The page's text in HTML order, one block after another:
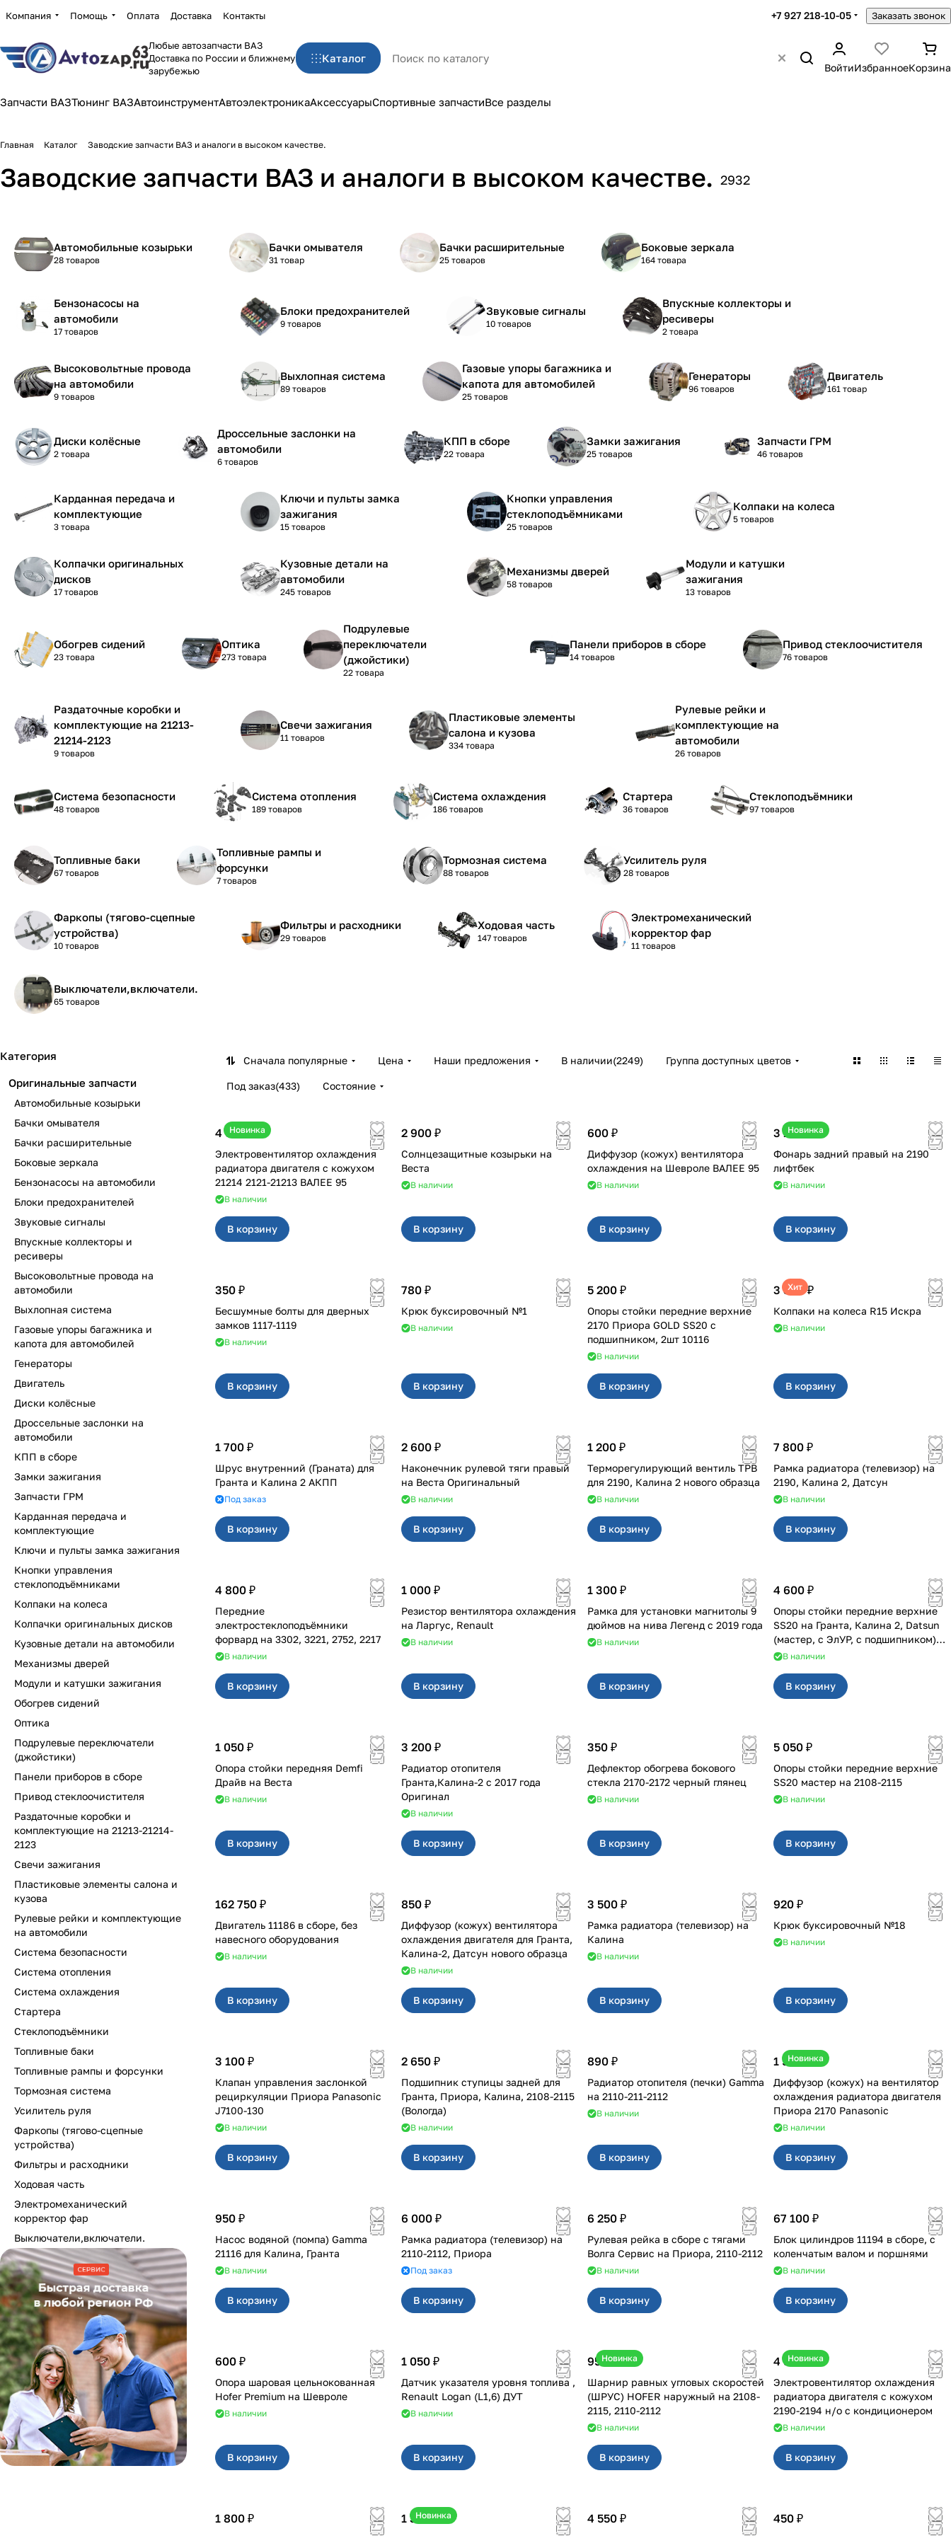
Компания Помощь Оплата Доставка Контакты +7 927 218-10-05 Заказать звонок
Любые автозапчасти ВАЗ
Доставка по России и ближнему
зарубежью
Каталог
ВойтиИзбранноеКорзина
Запчасти ВАЗТюнинг ВАЗАвтоинструментАвтоэлектроникаАксессуарыСпортивные запчастиВсе разделы
Главная Каталог Заводские запчасти ВАЗ и аналоги в высоком качестве.
Заводские запчасти ВАЗ и аналоги в высоком качестве. 2932
Автомобильные козырьки
28 товаров
Бачки омывателя
31 товар
Бачки расширительные
25 товаров
Боковые зеркала
164 товара
Бензонасосы на
автомобили
17 товаров
Блоки предохранителей
9 товаров
Звуковые сигналы
10 товаров
Впускные коллекторы и
ресиверы
2 товара
Высоковольтные провода
на автомобили
9 товаров
Выхлопная система
89 товаров
Газовые упоры багажника и
капота для автомобилей
25 товаров
Генераторы
96 товаров
Двигатель
161 товар
Диски колёсные
2 товара
Дроссельные заслонки на
автомобили
6 товаров
КПП в сборе
22 товара
Замки зажигания
25 товаров
Запчасти ГРМ
46 товаров
Карданная передача и
комплектующие
3 товара
Ключи и пульты замка
зажигания
15 товаров
Кнопки управления
стеклоподъёмниками
25 товаров
Колпаки на колеса
5 товаров
Колпачки оригинальных
дисков
17 товаров
Кузовные детали на
автомобили
245 товаров
Механизмы дверей
58 товаров
Модули и катушки
зажигания
13 товаров
Обогрев сидений
23 товара
Оптика
273 товара
Подрулевые
переключатели
(джойстики)
22 товара
Панели приборов в сборе
14 товаров
Привод стеклоочистителя
76 товаров
Раздаточные коробки и
комплектующие на 21213-
21214-2123
9 товаров
Свечи зажигания
11 товаров
Пластиковые элементы
салона и кузова
334 товара
Рулевые рейки и
комплектующие на
автомобили
26 товаров
Система безопасности
48 товаров
Система отопления
189 товаров
Система охлаждения
186 товаров
Стартера
36 товаров
Стеклоподъёмники
97 товаров
Топливные баки
67 товаров
Топливные рампы и
форсунки
7 товаров
Тормозная система
88 товаров
Усилитель руля
28 товаров
Фаркопы (тягово-сцепные
устройства)
10 товаров
Фильтры и расходники
29 товаров
Ходовая часть
147 товаров
Электромеханический
корректор фар
11 товаров
Выключатели,включатели.
65 товаров
Сначала популярные Цена Наши предложения В наличии(2249) Группа доступных цветов
Под заказ(433) Состояние
Новинка
4 600 ₽
Электровентилятор охлаждения
радиатора двигателя с кожухом
21214 2121-21213 ВАЛЕЕ 95
В наличии
В корзину
2 900 ₽
Солнцезащитные козырьки на
Веста
В наличии
В корзину
600 ₽
Диффузор (кожух) вентилятора
охлаждения на Шевроле ВАЛЕЕ 95
В наличии
В корзину
Новинка
3 100 ₽
Фонарь задний правый на 2190
лифтбек
В наличии
В корзину
350 ₽
Бесшумные болты для дверных
замков 1117-1119
В наличии
В корзину
780 ₽
Крюк буксировочный №1
В наличии
В корзину
5 200 ₽
Опоры стойки передние верхние
2170 Приора GOLD SS20 с
подшипником, 2шт 10116
В наличии
В корзину
Хит
3 380 ₽
Колпаки на колеса R15 Искра
В наличии
В корзину
1 700 ₽
Шрус внутренний (Граната) для
Гранта и Калина 2 АКПП
Под заказ
В корзину
2 600 ₽
Наконечник рулевой тяги правый
на Веста Оригинальный
В наличии
В корзину
1 200 ₽
Терморегулирующий вентиль ТРВ
для 2190, Калина 2 нового образца
В наличии
В корзину
7 800 ₽
Рамка радиатора (телевизор) на
2190, Калина 2, Датсун
В наличии
В корзину
4 800 ₽
Передние
электростеклоподъёмники
форвард на 3302, 3221, 2752, 2217
В наличии
В корзину
1 000 ₽
Резистор вентилятора охлаждения
на Ларгус, Renault
В наличии
В корзину
1 300 ₽
Рамка для установки магнитолы 9
дюймов на нива Легенд с 2019 года
В наличии
В корзину
4 600 ₽
Опоры стойки передние верхние
SS20 на Гранта, Калина 2, Datsun
(мастер, с ЭлУР, с подшипником)
2шт 10123
В наличии
В корзину
1 050 ₽
Опора стойки передняя Demfi
Драйв на Веста
В наличии
В корзину
3 200 ₽
Радиатор отопителя
Гранта,Калина-2 с 2017 года
Оригинал
В наличии
В корзину
350 ₽
Дефлектор обогрева бокового
стекла 2170-2172 черный глянец
В наличии
В корзину
5 050 ₽
Опоры стойки передние верхние
SS20 мастер на 2108-2115
В наличии
В корзину
162 750 ₽
Двигатель 11186 в сборе, без
навесного оборудования
В наличии
В корзину
850 ₽
Диффузор (кожух) вентилятора
охлаждения двигателя для Гранта,
Калина-2, Датсун нового образца
В наличии
В корзину
3 500 ₽
Рамка радиатора (телевизор) на
Калина
В наличии
В корзину
920 ₽
Крюк буксировочный №18
В наличии
В корзину
3 100 ₽
Клапан управления заслонкой
рециркуляции Приора Panasonic
J7100-130
В наличии
В корзину
2 650 ₽
Подшипник ступицы задней для
Гранта, Приора, Калина, 2108-2115
(Вологда)
В наличии
В корзину
890 ₽
Радиатор отопителя (печки) Gamma
на 2110-211-2112
В наличии
В корзину
Новинка
1 500 ₽
Диффузор (кожух) на вентилятор
охлаждения радиатора двигателя
Приора 2170 Panasonic
В наличии
В корзину
950 ₽
Насос водяной (помпа) Gamma
21116 для Калина, Гранта
В наличии
В корзину
6 000 ₽
Рамка радиатора (телевизор) на
2110-2112, Приора
Под заказ
В корзину
6 250 ₽
Рулевая рейка в сборе с тягами
Волга Сервис на Приора, 2110-2112
В наличии
В корзину
67 100 ₽
Блок цилиндров 11194 в сборе, с
коленчатым валом и поршнями
В наличии
В корзину
600 ₽
Опора шаровая цельнокованная
Hofer Premium на Шевроле
В наличии
В корзину
1 050 ₽
Датчик указателя уровня топлива ,
Renault Logan (L1,6) ДУТ
В наличии
В корзину
Новинка
950 ₽
Шарнир равных угловых скоростей
(ШРУС) HOFER наружный на 2108-
2115, 2110-2112
В наличии
В корзину
Новинка
4 550 ₽
Электровентилятор охлаждения
радиатора двигателя с кожухом
2190-2194 н/о с кондиционером
В наличии
В корзину
1 800 ₽ Новинка
1 350 ₽ 4 550 ₽ 450 ₽
Категория
Оригинальные запчасти
Автомобильные козырьки
Бачки омывателя
Бачки расширительные
Боковые зеркала
Бензонасосы на автомобили
Блоки предохранителей
Звуковые сигналы
Впускные коллекторы и
ресиверы
Высоковольтные провода на
автомобили
Выхлопная система
Газовые упоры багажника и
капота для автомобилей
Генераторы
Двигатель
Диски колёсные
Дроссельные заслонки на
автомобили
КПП в сборе
Замки зажигания
Запчасти ГРМ
Карданная передача и
комплектующие
Ключи и пульты замка зажигания
Кнопки управления
стеклоподъёмниками
Колпаки на колеса
Колпачки оригинальных дисков
Кузовные детали на автомобили
Механизмы дверей
Модули и катушки зажигания
Обогрев сидений
Оптика
Подрулевые переключатели
(джойстики)
Панели приборов в сборе
Привод стеклоочистителя
Раздаточные коробки и
комплектующие на 21213-21214-
2123
Свечи зажигания
Пластиковые элементы салона и
кузова
Рулевые рейки и комплектующие
на автомобили
Система безопасности
Система отопления
Система охлаждения
Стартера
Стеклоподъёмники
Топливные баки
Топливные рампы и форсунки
Тормозная система
Усилитель руля
Фаркопы (тягово-сцепные
устройства)
Фильтры и расходники
Ходовая часть
Электромеханический
корректор фар
Выключатели,включатели.